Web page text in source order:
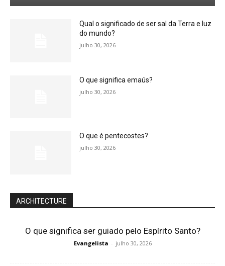
Qual o significado de ser sal da Terra e luz
do mundo?
julho 30, 2026
O que significa emaús?
julho 30, 2026
O que é pentecostes?
julho 30, 2026
ARCHITECTURE
O que significa ser guiado pelo Espírito Santo?
Evangelista - julho 30, 2026